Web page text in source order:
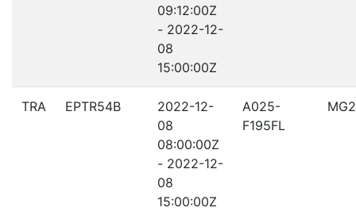
09:12:00Z
- 2022-12-
08
15:00:00Z
TRA EPTR54B
2022-12-
08
08:00:00Z
- 2022-12-
08
15:00:00Z
A025-
F195FL